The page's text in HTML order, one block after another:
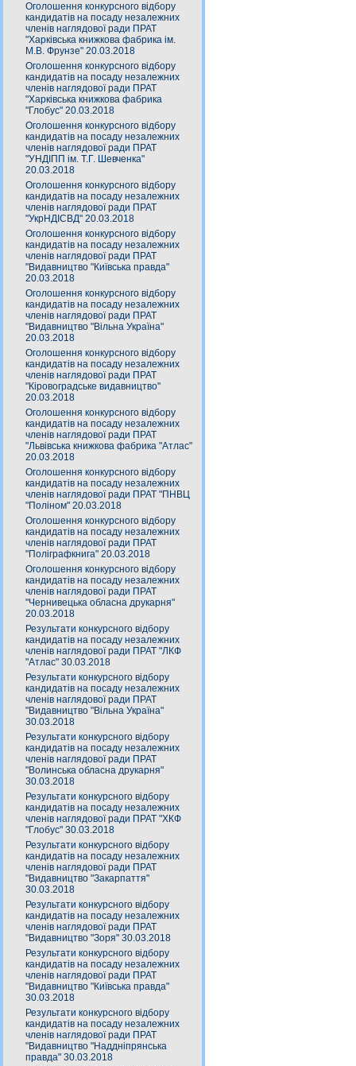
Оголошення конкурсного відбору
кандидатів на посаду незалежних
членів наглядової ради ПРАТ
"Харківська книжкова фабрика ім.
М.В. Фрунзе" 20.03.2018
Оголошення конкурсного відбору
кандидатів на посаду незалежних
членів наглядової ради ПРАТ
"Харківська книжкова фабрика
"Глобус" 20.03.2018
Оголошення конкурсного відбору
кандидатів на посаду незалежних
членів наглядової ради ПРАТ
"УНДІПП ім. Т.Г. Шевченка"
20.03.2018
Оголошення конкурсного відбору
кандидатів на посаду незалежних
членів наглядової ради ПРАТ
"УкрНДІСВД" 20.03.2018
Оголошення конкурсного відбору
кандидатів на посаду незалежних
членів наглядової ради ПРАТ
"Видавництво "Київська правда"
20.03.2018
Оголошення конкурсного відбору
кандидатів на посаду незалежних
членів наглядової ради ПРАТ
"Видавництво "Вільна Україна"
20.03.2018
Оголошення конкурсного відбору
кандидатів на посаду незалежних
членів наглядової ради ПРАТ
"Кіровоградське видавництво"
20.03.2018
Оголошення конкурсного відбору
кандидатів на посаду незалежних
членів наглядової ради ПРАТ
"Львівська книжкова фабрика "Атлас"
20.03.2018
Оголошення конкурсного відбору
кандидатів на посаду незалежних
членів наглядової ради ПРАТ "ПНВЦ
"Поліном" 20.03.2018
Оголошення конкурсного відбору
кандидатів на посаду незалежних
членів наглядової ради ПРАТ
"Поліграфкнига" 20.03.2018
Оголошення конкурсного відбору
кандидатів на посаду незалежних
членів наглядової ради ПРАТ
"Чернивецька обласна друкарня"
20.03.2018
Результати конкурсного відбору
кандидатів на посаду незалежних
членів наглядової ради ПРАТ "ЛКФ
"Атлас" 30.03.2018
Результати конкурсного відбору
кандидатів на посаду незалежних
членів наглядової ради ПРАТ
"Видавництво "Вільна Україна"
30.03.2018
Результати конкурсного відбору
кандидатів на посаду незалежних
членів наглядової ради ПРАТ
"Волинська обласна друкарня"
30.03.2018
Результати конкурсного відбору
кандидатів на посаду незалежних
членів наглядової ради ПРАТ "ХКФ
"Глобус" 30.03.2018
Результати конкурсного відбору
кандидатів на посаду незалежних
членів наглядової ради ПРАТ
"Видавництво "Закарпаття"
30.03.2018
Результати конкурсного відбору
кандидатів на посаду незалежних
членів наглядової ради ПРАТ
"Видавництво "Зоря" 30.03.2018
Результати конкурсного відбору
кандидатів на посаду незалежних
членів наглядової ради ПРАТ
"Видавництво "Київська правда"
30.03.2018
Результати конкурсного відбору
кандидатів на посаду незалежних
членів наглядової ради ПРАТ
"Видавництво "Наддніпрянська
правда" 30.03.2018